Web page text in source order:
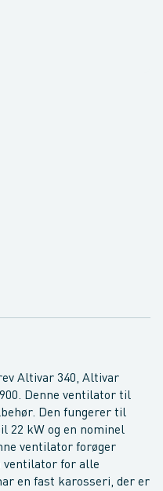
Altivar 340, Altivar
Denne ventilator til
Den fungerer til
22 kW og en nominel
ventilator forøger
ventilator for alle
en fast karosseri, der er